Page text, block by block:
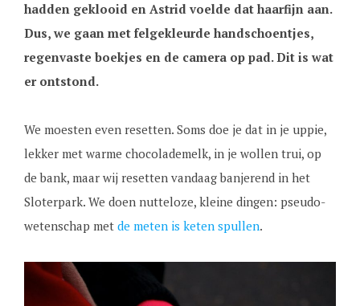
hadden geklooid en Astrid voelde dat haarfijn aan.
Dus, we gaan met felgekleurde handschoentjes,
regenvaste boekjes en de camera op pad. Dit is wat
er ontstond.
We moesten even resetten. Soms doe je dat in je uppie,
lekker met warme chocolademelk, in je wollen trui, op
de bank, maar wij resetten vandaag banjerend in het
Sloterpark. We doen nutteloze, kleine dingen: pseudo-
wetenschap met de meten is keten spullen.